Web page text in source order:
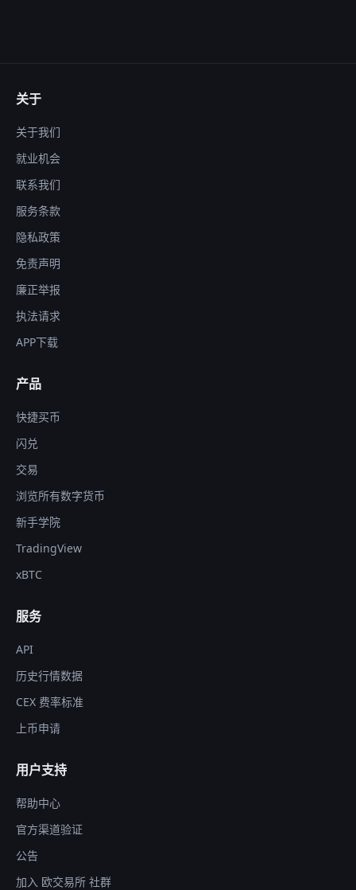
关于
关于我们
就业机会
联系我们
服务条款
隐私政策
免责声明
廉正举报
执法请求
APP下载
产品
快捷买币
闪兑
交易
浏览所有数字货币
新手学院
TradingView
xBTC
服务
API
历史行情数据
CEX 费率标准
上币申请
用户支持
帮助中心
官方渠道验证
公告
加入 欧交易所 社群